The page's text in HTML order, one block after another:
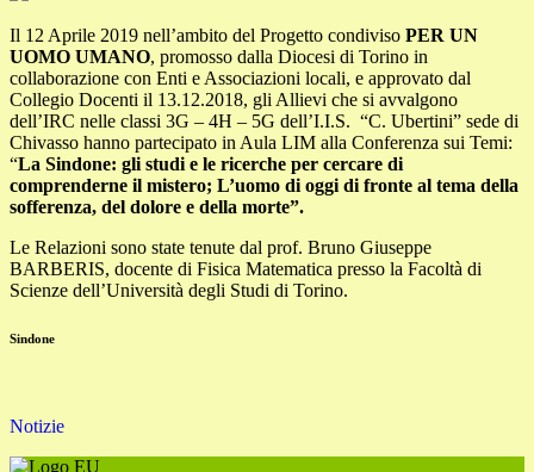
Il 12 Aprile 2019 nell’ambito del Progetto condiviso PER UN
UOMO UMANO, promosso dalla Diocesi di Torino in
collaborazione con Enti e Associazioni locali, e approvato dal
Collegio Docenti il 13.12.2018, gli Allievi che si avvalgono
dell’IRC nelle classi 3G – 4H – 5G dell’I.I.S. “C. Ubertini” sede di
Chivasso hanno partecipato in Aula LIM alla Conferenza sui Temi:
“La Sindone: gli studi e le ricerche per cercare di
comprenderne il mistero; L’uomo di oggi di fronte al tema della
sofferenza, del dolore e della morte”.
Le Relazioni sono state tenute dal prof. Bruno Giuseppe
BARBERIS, docente di Fisica Matematica presso la Facoltà di
Scienze dell’Università degli Studi di Torino.
Sindone
Notizie